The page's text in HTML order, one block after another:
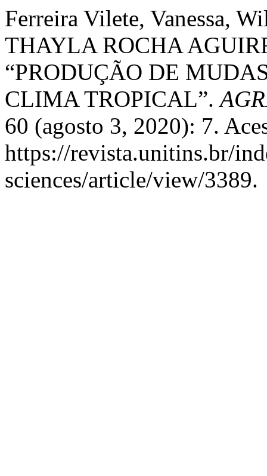
Ferreira Vilete, Vanessa,
THAYLA ROCHA
“PRODUÇÃO DE
CLIMA TROPICAL”.
60 (agosto 3, 2020): 7.
https://revista.unitins.br/
sciences/article/view/3389.